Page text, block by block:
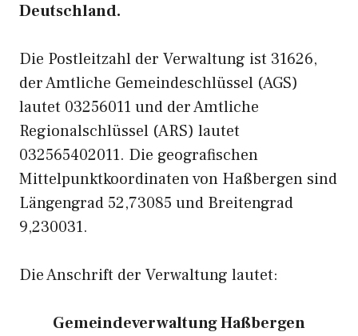
Deutschland.
Die Postleitzahl der Verwaltung ist 31626,
der Amtliche Gemeindeschlüssel (AGS)
lautet 03256011 und der Amtliche
Regionalschlüssel (ARS) lautet
032565402011. Die geografischen
Mittelpunktkoordinaten von Haßbergen sind
Längengrad 52,73085 und Breitengrad
9,230031.
Die Anschrift der Verwaltung lautet:
Gemeindeverwaltung Haßbergen